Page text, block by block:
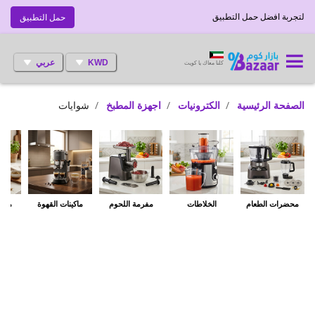
حمل التطبيق لتجربة افضل حمل التطبيق
KWD عربي كلنا معاك يا كويت
الصفحة الرئيسية الكترونيات اجهزة المطبخ شوايات
محضرات الطعام الخلاطات مفرمة اللحوم ماكينات القهوة